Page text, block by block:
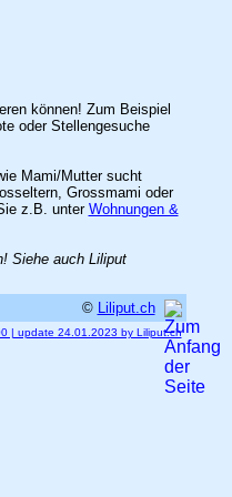
können! Zum Beispiel
oder Stellengesuche
Mami/Mutter sucht
Grossmami oder
z.B. unter Wohnungen &
Siehe auch Liliput
© Liliput.ch
| update 24.01.2023 by Liliput.ch